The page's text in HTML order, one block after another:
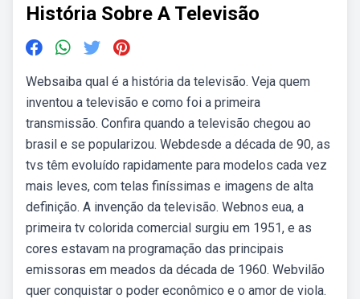
História Sobre A Televisão
Websaiba qual é a história da televisão. Veja quem
inventou a televisão e como foi a primeira
transmissão. Confira quando a televisão chegou ao
brasil e se popularizou. Webdesde a década de 90, as
tvs têm evoluído rapidamente para modelos cada vez
mais leves, com telas finíssimas e imagens de alta
definição. A invenção da televisão. Webnos eua, a
primeira tv colorida comercial surgiu em 1951, e as
cores estavam na programação das principais
emissoras em meados da década de 1960. Webvilão
quer conquistar o poder econômico e o amor de viola.